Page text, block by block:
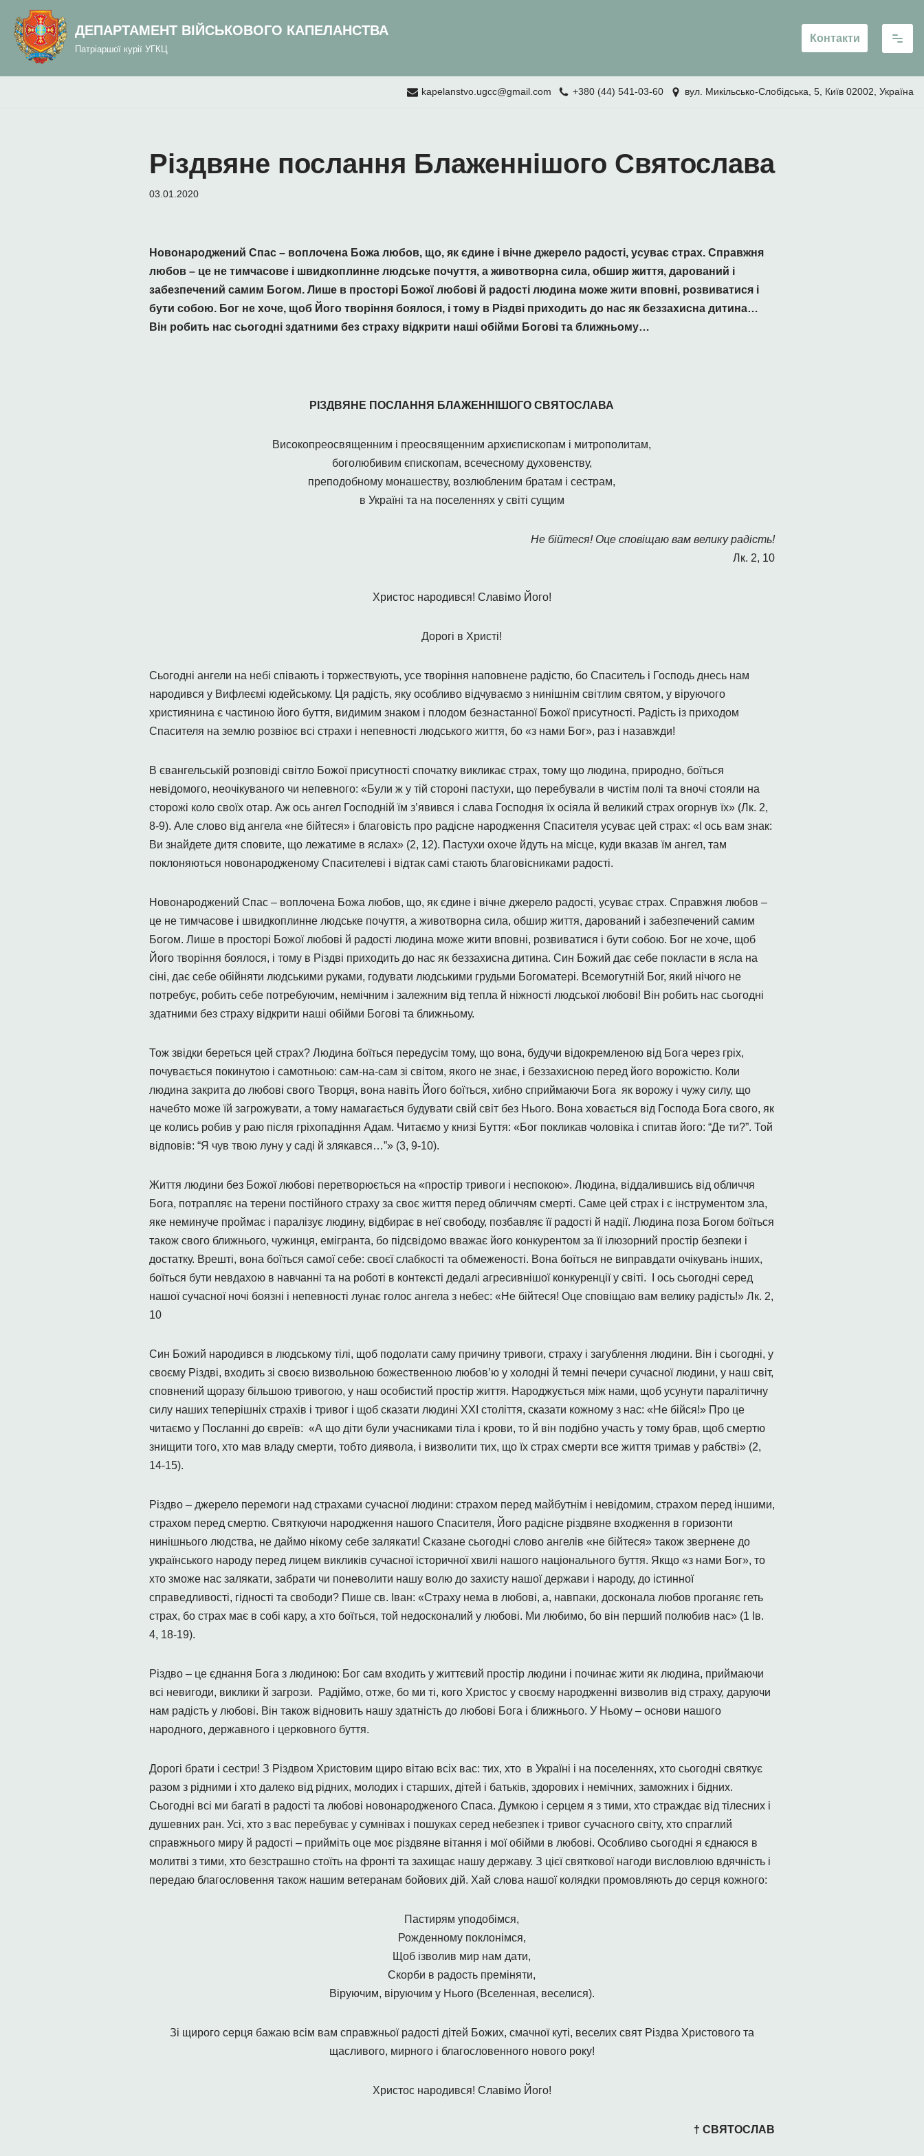
вмісту
Перейти
вмісту
ДЕПАРТАМЕНТ ВІЙСЬКОВОГО КАПЕЛАНСТВА
Патріаршої курії УГКЦ
Контакти
kapelanstvo.ugcc@gmail.com +380 (44) 541-03-60 вул. Микільсько-Слобідська, 5, Київ 02002, Україна
Різдвяне послання Блаженнішого Святослава
03.01.2020
Новонароджений Спас – воплочена Божа любов, що, як єдине і вічне джерело радості, усуває страх. Справжня
любов – це не тимчасове і швидкоплинне людське почуття, а животворна сила, обшир життя, дарований і
забезпечений самим Богом. Лише в просторі Божої любові й радості людина може жити вповні, розвиватися і
бути собою. Бог не хоче, щоб Його творіння боялося, і тому в Різдві приходить до нас як беззахисна дитина…
Він робить нас сьогодні здатними без страху відкрити наші обійми Богові та ближньому…
РІЗДВЯНЕ ПОСЛАННЯ БЛАЖЕННІШОГО СВЯТОСЛАВА
Високопреосвященним і преосвященним архиєпископам і митрополитам,
боголюбивим єпископам, всечесному духовенству,
преподобному монашеству, возлюбленим братам і сестрам,
в Україні та на поселеннях у світі сущим
Не бійтеся! Оце сповіщаю вам велику радість!
Лк. 2, 10
Христос народився! Славімо Його!
Дорогі в Христі!
Сьогодні ангели на небі співають і торжествують, усе творіння наповнене радістю, бо Спаситель і Господь днесь нам
народився у Вифлеємі юдейському. Ця радість, яку особливо відчуваємо з нинішнім світлим святом, у віруючого
християнина є частиною його буття, видимим знаком і плодом безнастанної Божої присутності. Радість із приходом
Спасителя на землю розвіює всі страхи і непевності людського життя, бо «з нами Бог», раз і назавжди!
В євангельській розповіді світло Божої присутності спочатку викликає страх, тому що людина, природно, боїться
невідомого, неочікуваного чи непевного: «Були ж у тій стороні пастухи, що перебували в чистім полі та вночі стояли на
сторожі коло своїх отар. Аж ось ангел Господній їм з’явився і слава Господня їх осіяла й великий страх огорнув їх» (Лк. 2,
8-9). Але слово від ангела «не бійтеся» і благовість про радісне народження Спасителя усуває цей страх: «І ось вам знак:
Ви знайдете дитя сповите, що лежатиме в яслах» (2, 12). Пастухи охоче йдуть на місце, куди вказав їм ангел, там
поклоняються новонародженому Спасителеві і відтак самі стають благовісниками радості.
Новонароджений Спас – воплочена Божа любов, що, як єдине і вічне джерело радості, усуває страх. Справжня любов –
це не тимчасове і швидкоплинне людське почуття, а животворна сила, обшир життя, дарований і забезпечений самим
Богом. Лише в просторі Божої любові й радості людина може жити вповні, розвиватися і бути собою. Бог не хоче, щоб
Його творіння боялося, і тому в Різдві приходить до нас як беззахисна дитина. Син Божий дає себе покласти в ясла на
сіні, дає себе обійняти людськими руками, годувати людськими грудьми Богоматері. Всемогутній Бог, який нічого не
потребує, робить себе потребуючим, немічним і залежним від тепла й ніжності людської любові! Він робить нас сьогодні
здатними без страху відкрити наші обійми Богові та ближньому.
Тож звідки береться цей страх? Людина боїться передусім тому, що вона, будучи відокремленою від Бога через гріх,
почувається покинутою і самотньою: сам-на-сам зі світом, якого не знає, і беззахисною перед його ворожістю. Коли
людина закрита до любові свого Творця, вона навіть Його боїться, хибно сприймаючи Бога як ворожу і чужу силу, що
начебто може їй загрожувати, а тому намагається будувати свій світ без Нього. Вона ховається від Господа Бога свого, як
це колись робив у раю після гріхопадіння Адам. Читаємо у книзі Буття: «Бог покликав чоловіка і спитав його: “Де ти?”. Той
відповів: “Я чув твою луну у саді й злякався…”» (3, 9-10).
Життя людини без Божої любові перетворюється на «простір тривоги і неспокою». Людина, віддалившись від обличчя
Бога, потрапляє на терени постійного страху за своє життя перед обличчям смерті. Саме цей страх і є інструментом зла,
яке неминуче проймає і паралізує людину, відбирає в неї свободу, позбавляє її радості й надії. Людина поза Богом боїться
також свого ближнього, чужинця, емігранта, бо підсвідомо вважає його конкурентом за її ілюзорний простір безпеки і
достатку. Врешті, вона боїться самої себе: своєї слабкості та обмеженості. Вона боїться не виправдати очікувань інших,
боїться бути невдахою в навчанні та на роботі в контексті дедалі агресивнішої конкуренції у світі. І ось сьогодні серед
нашої сучасної ночі боязні і непевності лунає голос ангела з небес: «Не бійтеся! Оце сповіщаю вам велику радість!» Лк. 2,
10
Син Божий народився в людському тілі, щоб подолати саму причину тривоги, страху і загублення людини. Він і сьогодні, у
своєму Різдві, входить зі своєю визвольною божественною любов’ю у холодні й темні печери сучасної людини, у наш світ,
сповнений щоразу більшою тривогою, у наш особистий простір життя. Народжується між нами, щоб усунути паралітичну
силу наших теперішніх страхів і тривог і щоб сказати людині ХХІ століття, сказати кожному з нас: «Не бійся!» Про це
читаємо у Посланні до євреїв: «А що діти були учасниками тіла і крови, то й він подібно участь у тому брав, щоб смертю
знищити того, хто мав владу смерти, тобто диявола, і визволити тих, що їх страх смерти все життя тримав у рабстві» (2,
14-15).
Різдво – джерело перемоги над страхами сучасної людини: страхом перед майбутнім і невідомим, страхом перед іншими,
страхом перед смертю. Святкуючи народження нашого Спасителя, Його радісне різдвяне входження в горизонти
нинішнього людства, не даймо нікому себе залякати! Сказане сьогодні слово ангелів «не бійтеся» також звернене до
українського народу перед лицем викликів сучасної історичної хвилі нашого національного буття. Якщо «з нами Бог», то
хто зможе нас залякати, забрати чи поневолити нашу волю до захисту нашої держави і народу, до істинної
справедливості, гідності та свободи? Пише св. Іван: «Страху нема в любові, а, навпаки, досконала любов проганяє геть
страх, бо страх має в собі кару, а хто боїться, той недосконалий у любові. Ми любимо, бо він перший полюбив нас» (1 Ів.
4, 18-19).
Різдво – це єднання Бога з людиною: Бог сам входить у життєвий простір людини і починає жити як людина, приймаючи
всі невигоди, виклики й загрози. Радіймо, отже, бо ми ті, кого Христос у своєму народженні визволив від страху, даруючи
нам радість у любові. Він також відновить нашу здатність до любові Бога і ближнього. У Ньому – основи нашого
народного, державного і церковного буття.
Дорогі брати і сестри! З Різдвом Христовим щиро вітаю всіх вас: тих, хто в Україні і на поселеннях, хто сьогодні святкує
разом з рідними і хто далеко від рідних, молодих і старших, дітей і батьків, здорових і немічних, заможних і бідних.
Сьогодні всі ми багаті в радості та любові новонародженого Спаса. Думкою і серцем я з тими, хто страждає від тілесних і
душевних ран. Усі, хто з вас перебуває у сумнівах і пошуках серед небезпек і тривог сучасного світу, хто спраглий
справжнього миру й радості – прийміть оце моє різдвяне вітання і мої обійми в любові. Особливо сьогодні я єднаюся в
молитві з тими, хто безстрашно стоїть на фронті та захищає нашу державу. З цієї святкової нагоди висловлюю вдячність і
передаю благословення також нашим ветеранам бойових дій. Хай слова нашої колядки промовляють до серця кожного:
Пастирям уподобімся,
Рожденному поклонімся,
Щоб ізволив мир нам дати,
Скорби в радость преміняти,
Віруючим, віруючим у Нього (Вселенная, веселися).
Зі щирого серця бажаю всім вам справжньої радості дітей Божих, смачної куті, веселих свят Різдва Христового та
щасливого, мирного і благословенного нового року!
Христос народився! Славімо Його!
† СВЯТОСЛАВ